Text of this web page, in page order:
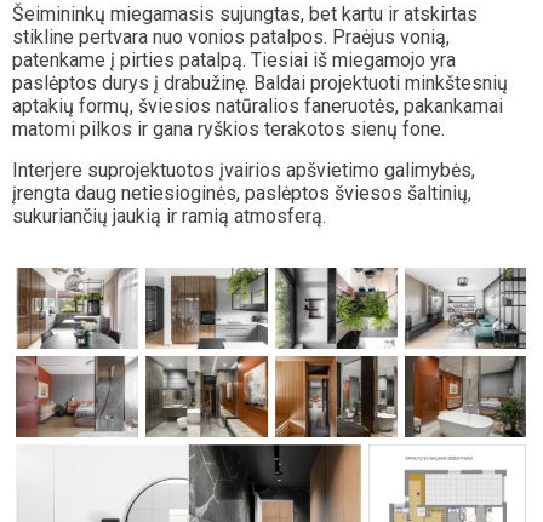
Šeimininkų miegamasis sujungtas, bet kartu ir atskirtas
stikline pertvara nuo vonios patalpos. Praėjus vonią,
patenkame į pirties patalpą. Tiesiai iš miegamojo yra
paslėptos durys į drabužinę. Baldai projektuoti minkštesnių
aptakių formų, šviesios natūralios faneruotės, pakankamai
matomi pilkos ir gana ryškios terakotos sienų fone.
Interjere suprojektuotos įvairios apšvietimo galimybės,
įrengta daug netiesioginės, paslėptos šviesos šaltinių,
sukuriančių jaukią ir ramią atmosferą.